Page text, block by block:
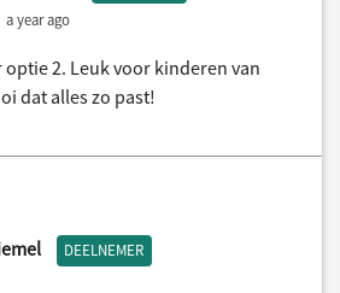
a year ago
2. Leuk voor kinderen van
dat alles zo past!
DEELNEMER